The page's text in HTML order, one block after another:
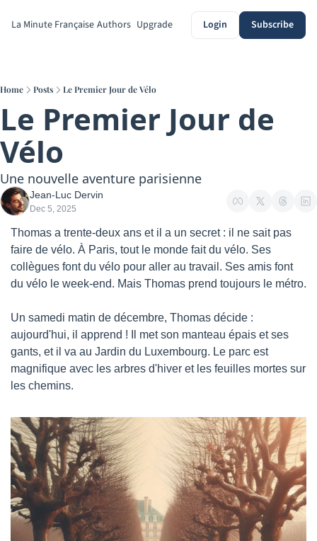
La Minute Française Authors Upgrade Login Subscribe
Home Posts Le Premier Jour de Vélo
Le Premier Jour de
Vélo
Une nouvelle aventure parisienne
Jean-Luc Dervin
Dec 5, 2025
Thomas a trente-deux ans et il a un secret : il ne sait pas
faire de vélo. À Paris, tout le monde fait du vélo. Ses
collègues font du vélo pour aller au travail. Ses amis font
du vélo le week-end. Mais Thomas prend toujours le métro.
Un samedi matin de décembre, Thomas décide :
aujourd'hui, il apprend ! Il met son manteau épais et ses
gants, et il va au Jardin du Luxembourg. Le parc est
magnifique avec les arbres d'hiver et les feuilles mortes sur
les chemins.